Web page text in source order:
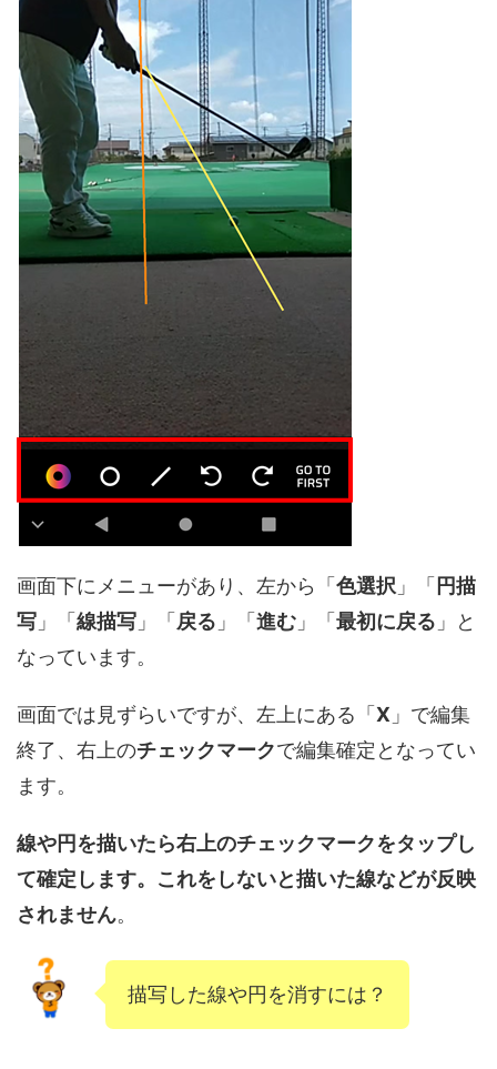
画面下にメニューがあり、左から「 色選択 」「 円描
写 」「 線描写 」「 戻る 」「 進む 」「 最初に戻る 」と
なっています。
画面では見ずらいですが、左上にある「 X 」で編集
終了、右上のチェックマークで編集確定となってい
ます。
線や円を描いたら右上のチェックマークをタップし
て確定します。これをしないと描いた線などが反映
されません。
描写した線や円を消すには？